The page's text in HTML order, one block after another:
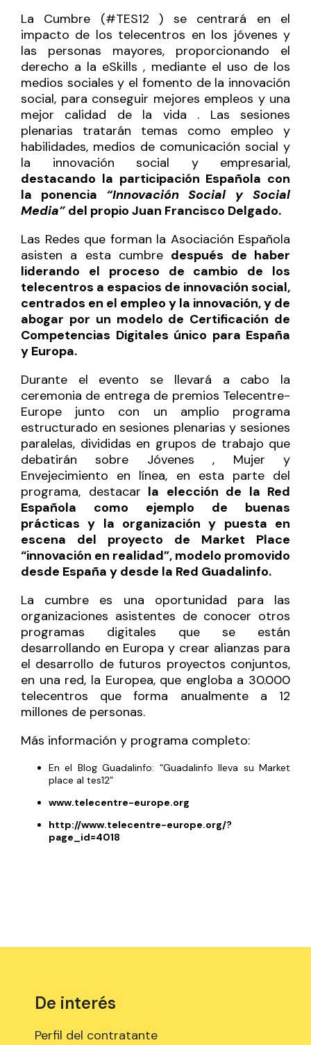
La Cumbre (#TES12 ) se centrará en el
impacto de los telecentros en los jóvenes y
las personas mayores, proporcionando el
derecho a la eSkills , mediante el uso de los
medios sociales y el fomento de la innovación
social, para conseguir mejores empleos y una
mejor calidad de la vida . Las sesiones
plenarias tratarán temas como empleo y
habilidades, medios de comunicación social y
la innovación social y empresarial,
destacando la participación Española con
la ponencia “Innovación Social y Social
Media” del propio Juan Francisco Delgado.
Las Redes que forman la Asociación Española
asisten a esta cumbre después de haber
liderando el proceso de cambio de los
telecentros a espacios de innovación social,
centrados en el empleo y la innovación, y de
abogar por un modelo de Certificación de
Competencias Digitales único para España
y Europa.
Durante el evento se llevará a cabo la
ceremonia de entrega de premios Telecentre-
Europe junto con un amplio programa
estructurado en sesiones plenarias y sesiones
paralelas, divididas en grupos de trabajo que
debatirán sobre Jóvenes , Mujer y
Envejecimiento en línea, en esta parte del
programa, destacar la elección de la Red
Española como ejemplo de buenas
prácticas y la organización y puesta en
escena del proyecto de Market Place
“innovación en realidad”, modelo promovido
desde España y desde la Red Guadalinfo.
La cumbre es una oportunidad para las
organizaciones asistentes de conocer otros
programas digitales que se están
desarrollando en Europa y crear alianzas para
el desarrollo de futuros proyectos conjuntos,
en una red, la Europea, que engloba a 30.000
telecentros que forma anualmente a 12
millones de personas.
Más información y programa completo:
En el Blog Guadalinfo: “Guadalinfo lleva su Market
place al tes12”
www.telecentre-europe.org
http://www.telecentre-europe.org/?
page_id=4018
De interés
Perfil del contratante